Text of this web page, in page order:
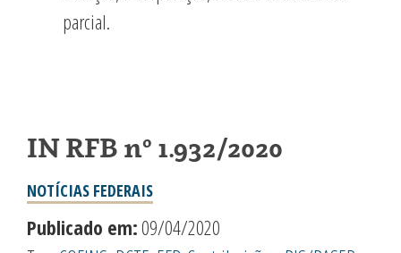
parcial.
IN RFB nº 1.932/2020
NOTÍCIAS FEDERAIS
Publicado em:09/04/2020